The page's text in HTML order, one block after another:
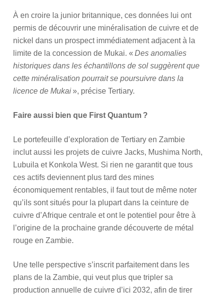
À en croire la junior britannique, ces données lui ont
permis de découvrir une minéralisation de cuivre et de
nickel dans un prospect immédiatement adjacent à la
limite de la concession de Mukai. « Des anomalies
historiques dans les échantillons de sol suggèrent que
cette minéralisation pourrait se poursuivre dans la
licence de Mukai», précise Tertiary.
Faire aussi bien que First Quantum ?
Le portefeuille d’exploration de Tertiary en Zambie
inclut aussi les projets de cuivre Jacks, Mushima North,
Lubuila et Konkola West. Si rien ne garantit que tous
ces actifs deviennent plus tard des mines
économiquement rentables, il faut tout de même noter
qu’ils sont situés pour la plupart dans la ceinture de
cuivre d’Afrique centrale et ont le potentiel pour être à
l’origine de la prochaine grande découverte de métal
rouge en Zambie.
Une telle perspective s’inscrit parfaitement dans les
plans de la Zambie, qui veut plus que tripler sa
production annuelle de cuivre d’ici 2032, afin de tirer